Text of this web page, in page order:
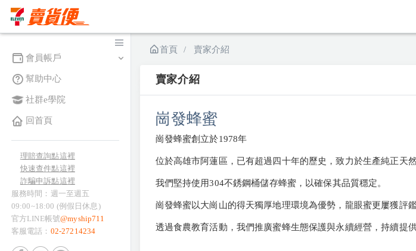
會員帳戶
幫助中心
社群e學院
回首頁
理賠查詢點這裡
快速查件點這裡
詐騙申訴點這裡
服務時間：週一至週五
09:00~18:00 (例假日休息)
官方LINE帳號@myship711
客服電話： 02-27214234
首頁 賣家介紹
賣家介紹
崗發蜂蜜
崗發蜂蜜創立於1978年
位於高雄市阿蓮區，已有超過四十年的歷史，致力於生產純正天
我們堅持使用304不銹鋼桶儲存蜂蜜，以確保其品質穩定。
崗發蜂蜜以大崗山的得天獨厚地理環境為優勢，龍眼蜜更屢獲評
透過食農教育活動，我們推廣蜜蜂生態保護與永續經營，持續提